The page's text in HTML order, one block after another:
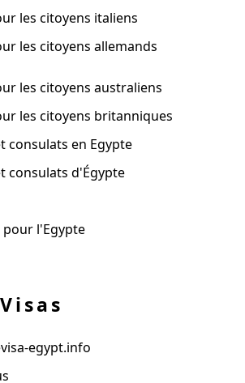
les citoyens italiens
les citoyens allemands
les citoyens australiens
les citoyens britanniques
consulats en Egypte
consulats d'Égypte
l'Egypte
egypt.info